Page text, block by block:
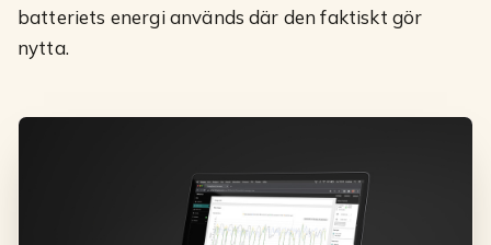
batteriets energi används där den faktiskt gör
nytta.